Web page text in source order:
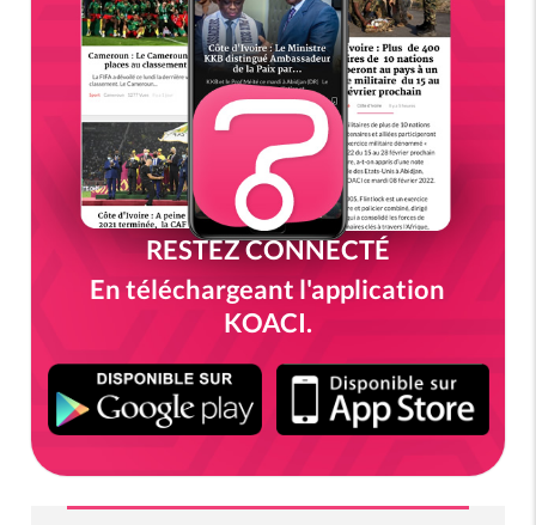
RESTEZ CONNECTÉ
En téléchargeant l'application
KOACI.